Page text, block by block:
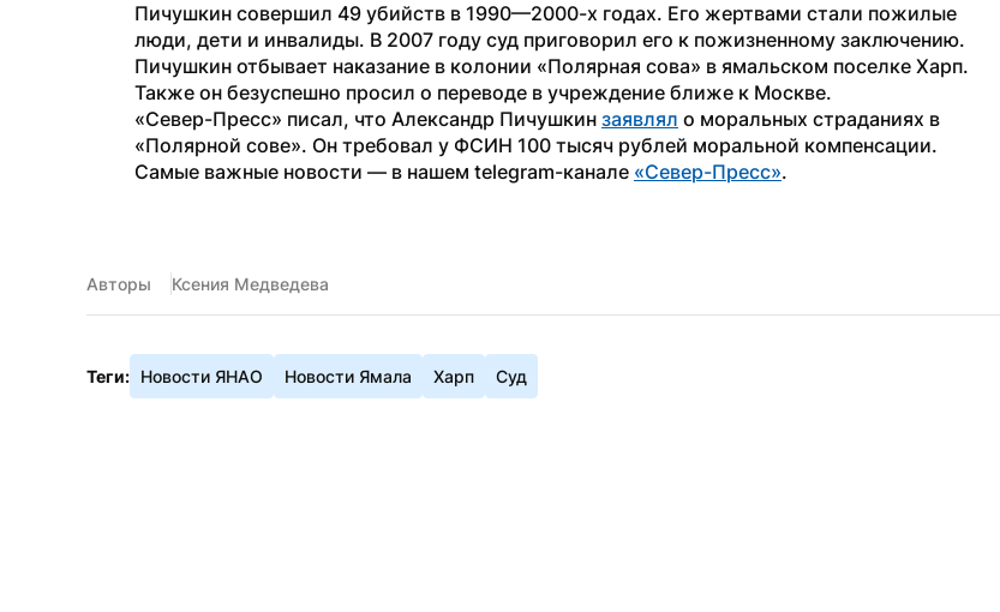
Пичушкин совершил 49 убийств в 1990—2000-х годах. Его жертвами стали пожилые
люди, дети и инвалиды. В 2007 году суд приговорил его к пожизненному заключению.
Пичушкин отбывает наказание в колонии «Полярная сова» в ямальском поселке Харп.
Также он безуспешно просил о переводе в учреждение ближе к Москве.
«Север-Пресс» писал, что Александр Пичушкин заявлял о моральных страданиях в
«Полярной сове». Он требовал у ФСИН 100 тысяч рублей моральной компенсации.
Самые важные новости — в нашем telegram-канале «Север-Пресс».
Авторы Ксения Медведева
Теги: Новости ЯНАО Новости Ямала Харп Суд